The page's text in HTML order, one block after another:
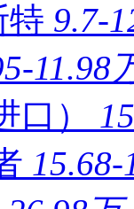
特 9.7-
11.98
）